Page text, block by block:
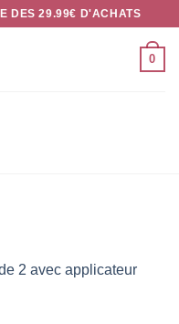
DES 29.99€ D'ACHATS
0
2 avec applicateur